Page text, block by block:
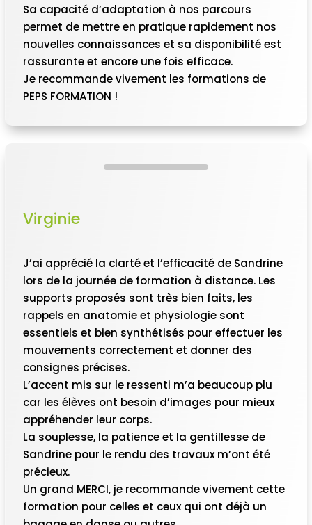
Sa capacité d’adaptation à nos parcours
permet de mettre en pratique rapidement nos
nouvelles connaissances et sa disponibilité est
rassurante et encore une fois efficace.
Je recommande vivement les formations de
PEPS FORMATION !
Virginie
J’ai apprécié la clarté et l’efficacité de Sandrine
lors de la journée de formation à distance. Les
supports proposés sont très bien faits, les
rappels en anatomie et physiologie sont
essentiels et bien synthétisés pour effectuer les
mouvements correctement et donner des
consignes précises.
L’accent mis sur le ressenti m’a beaucoup plu
car les élèves ont besoin d’images pour mieux
appréhender leur corps.
La souplesse, la patience et la gentillesse de
Sandrine pour le rendu des travaux m’ont été
précieux.
Un grand MERCI, je recommande vivement cette
formation pour celles et ceux qui ont déjà un